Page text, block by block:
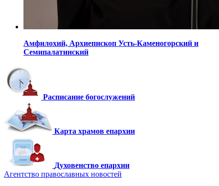
Амфилохий, Архиепископ Усть-Каменогорский и
Семипалатинский
Расписание богослужений
Карта храмов епархии
Духовенство епархии
Агентство православных новостей